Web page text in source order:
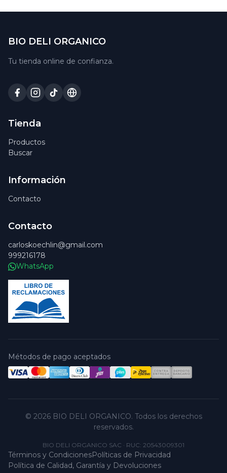
BIO DELI ORGANICO
Tu tienda online de confianza.
Tienda
Productos
Buscar
Información
Contacto
Contacto
carloskoechlin@gmail.com
999216178
WhatsApp
Métodos de pago aceptados
© 2026 BIO DELI ORGANICO. Todos los derechos
reservados.
BIO DELI ORGANICO SAC · RUC: 20543009301
Términos y CondicionesPolíticas de Privacidad
Política de Calidad, Garantía y Devoluciones